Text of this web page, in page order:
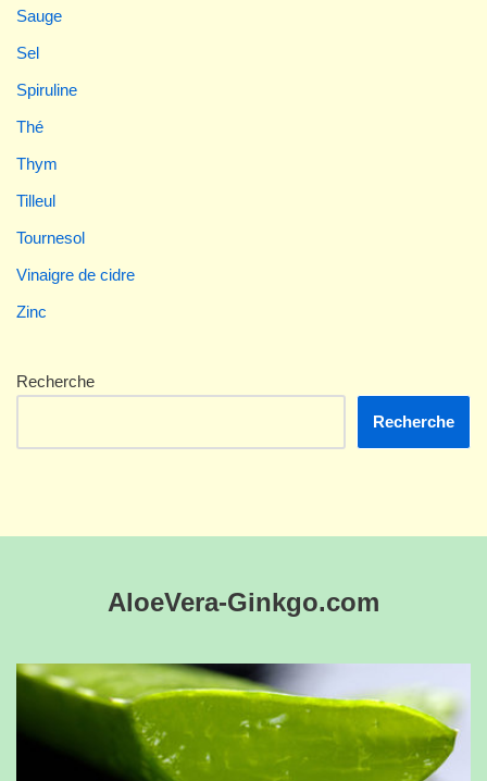
Sauge
Sel
Spiruline
Thé
Thym
Tilleul
Tournesol
Vinaigre de cidre
Zinc
Recherche
Recherche
AloeVera-Ginkgo.com